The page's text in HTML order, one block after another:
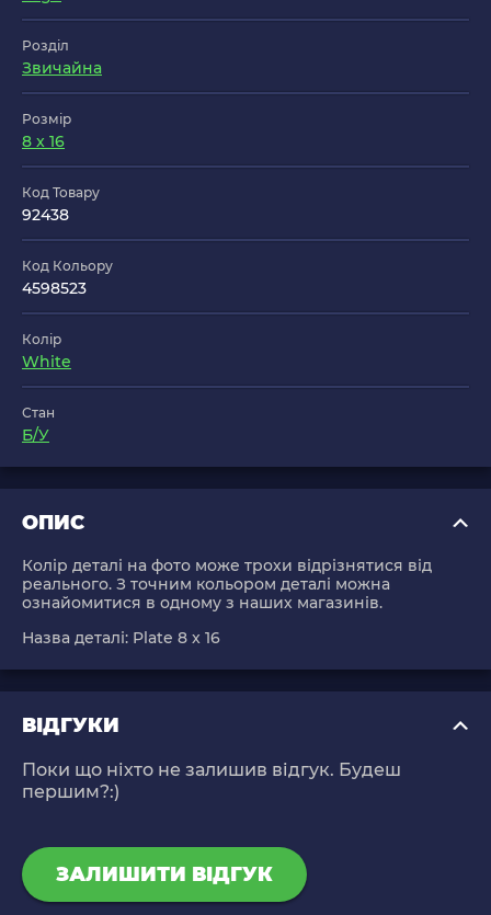
Розділ
Звичайна
Розмір
8 x 16
Код Товару
92438
Код Кольору
4598523
Колір
White
Стан
Б/У
ОПИС
Колір деталі на фото може трохи відрізнятися від
реального. З точним кольором деталі можна
ознайомитися в одному з наших магазинів.
Назва деталі: Plate 8 x 16
ВІДГУКИ
Поки що ніхто не залишив відгук. Будеш
першим?:)
ЗАЛИШИТИ ВІДГУК